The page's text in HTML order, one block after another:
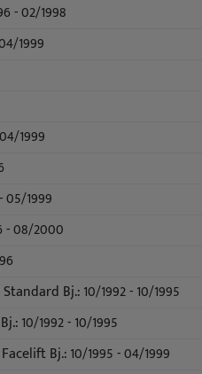
- 02/1998
1999
1999
05/1999
- 08/2000
Bj.: 10/1992 - 10/1995
10/1992 - 10/1995
Bj.: 10/1995 - 04/1999